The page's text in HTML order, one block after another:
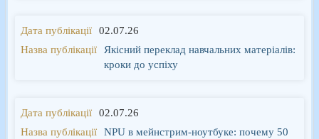
02.07.26
Якісний переклад навчальних матеріалів:
кроки до успіху
02.07.26
NPU в мейнстрим-ноутбуке: почему 50